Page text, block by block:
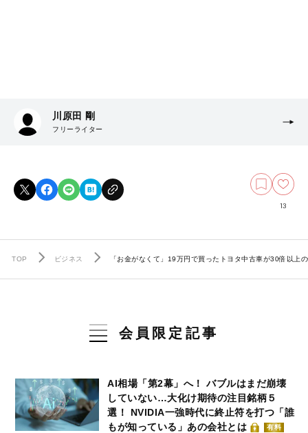
川原田 剛
フリーライター
13
TOP ビジネス 「お金がなくて」19万円で買ったトヨタ中古車が30倍以上
会員限定記事
AI相場「第2幕」へ！ バブルはまだ崩壊
していない…大化け期待の注目銘柄５
選！ NVIDIA一強時代に終止符を打つ「誰
もが知っている」あの会社とは
有料